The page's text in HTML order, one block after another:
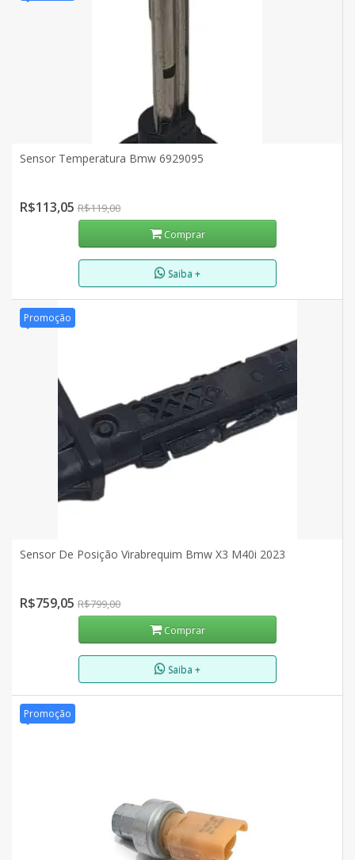
Sensor Temperatura Bmw 6929095
R$113,05 R$119,00
Comprar
Saiba +
Promoção
Sensor De Posição Virabrequim Bmw X3 M40i 2023
R$759,05 R$799,00
Comprar
Saiba +
Promoção